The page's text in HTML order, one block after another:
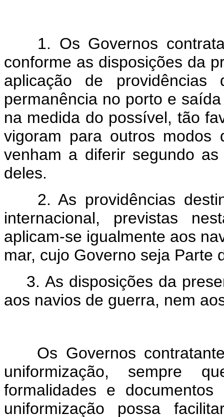
1. Os Governos
conforme as disposições da
aplicação de
permanência no porto e
na medida do possível, tão
vigoram para outros modos
venham a diferir segundo
deles.
2. As providências
internacional, previstas
aplicam-se igualmente aos
mar, cujo Governo seja Parte
3. As disposições da
aos navios de guerra, nem
Os Governos
uniformização, sempre
formalidades e
uniformização possa